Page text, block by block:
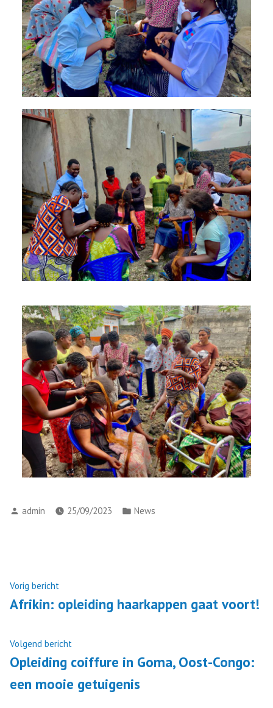
admin 25/09/2023 News
Vorig bericht
Afrikin: opleiding haarkappen gaat voort!
Volgend bericht
Opleiding coiffure in Goma, Oost-Congo:
een mooie getuigenis